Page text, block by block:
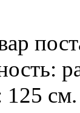
125 см.